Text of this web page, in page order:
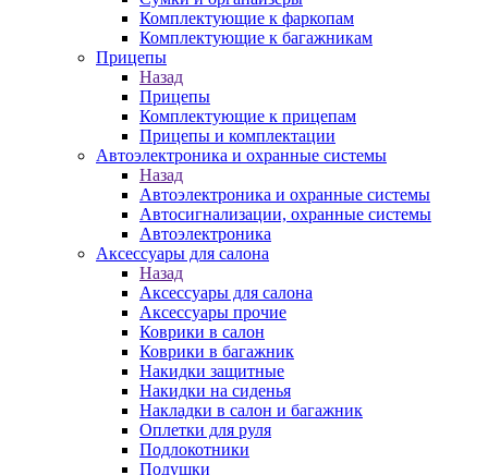
Комплектующие к фаркопам
Комплектующие к багажникам
Прицепы
Назад
Прицепы
Комплектующие к прицепам
Прицепы и комплектации
Автоэлектроника и охранные системы
Назад
Автоэлектроника и охранные системы
Автосигнализации, охранные системы
Автоэлектроника
Аксессуары для салона
Назад
Аксессуары для салона
Аксессуары прочие
Коврики в салон
Коврики в багажник
Накидки защитные
Накидки на сиденья
Накладки в салон и багажник
Оплетки для руля
Подлокотники
Подушки